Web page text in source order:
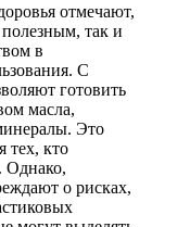
отмечают,
так и
в
С
готовить
масла,
Это
тех, кто
Однако,
о рисках,